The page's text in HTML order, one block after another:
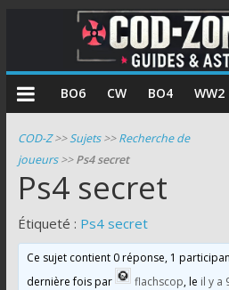
COD
Zombie
Guides
et
astuces
pour
le
mode
BO6 CW BO4 WW2
COD-Z>>Sujets>>Recherche de
joueurs>>Ps4 secret
Ps4 secret
Étiqueté : Ps4 secret
Ce sujet contient 0 réponse, 1
dernière fois par
flachscop , le il y a